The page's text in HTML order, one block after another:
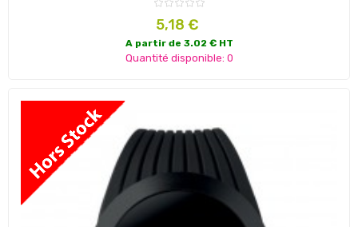
Prix
5,18 €
A partir de 3.02 € HT
Quantité disponible: 0